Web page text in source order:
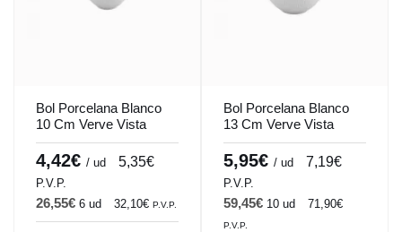
Bol Porcelana Blanco
10 Cm Verve Vista
Alegre
4,42€ / ud 5,35€
P.V.P.
26,55€ 6 ud 32,10€ P.V.P.
Bol Porcelana Blanco
13 Cm Verve Vista
Alegre
5,95€ / ud 7,19€
P.V.P.
59,45€ 10 ud 71,90€
P.V.P.